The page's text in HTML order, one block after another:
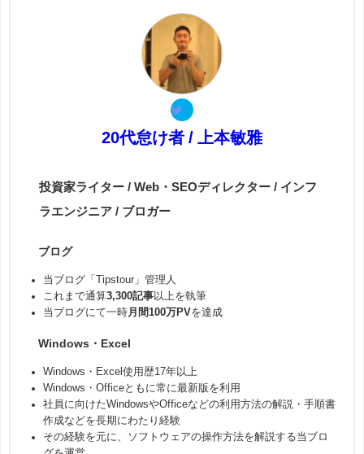
20代怠け者 / 上本敏雅
投資家ライター / Web・SEOディレクター / インフ
ラエンジニア / ブロガー
ブログ
当ブログ「Tipstour」管理人
これまで通算3,300記事以上を執筆
当ブログにて一時月間100万PVを達成
Windows・Excel
Windows・Excel使用歴17年以上
Windows・Officeともに常に最新版を利用
社員に向けたWindowsやOfficeなどの利用方法の解説・手順書
作成などを長期にわたり経験
その経験を元に、ソフトウェアの操作方法を解説する当ブロ